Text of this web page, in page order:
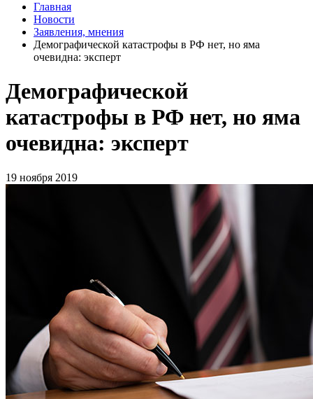
Главная
Новости
Заявления, мнения
Демографической катастрофы в РФ нет, но яма
очевидна: эксперт
Демографической
катастрофы в РФ нет, но яма
очевидна: эксперт
19 ноября 2019